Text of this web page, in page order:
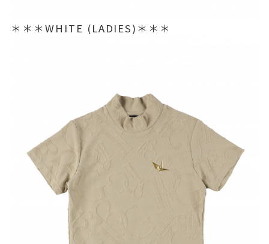
＊＊＊WHITE (LADIES)＊＊＊